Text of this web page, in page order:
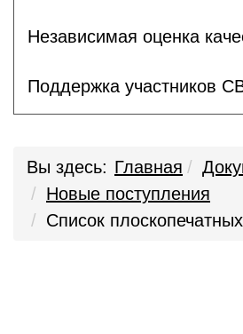
Независимая оценка
Поддержка участников
Вы здесь: Главная
Новые поступления
Список